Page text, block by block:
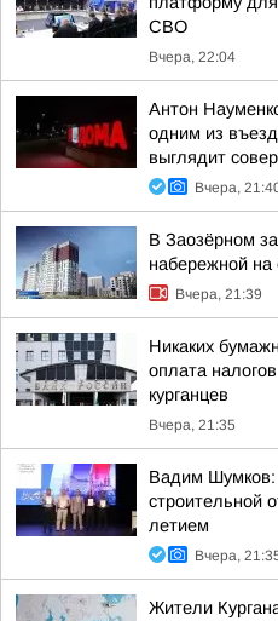
СВО
Вчера, 22:04
Антон
одним из
выглядит
Вчера,
В Заозёрном
набережной на
Вчера, 21:39
Никаких
оплата
курганцев
Вчера, 21:35
Вадим Шумков:
строительной
летием
Вчера,
Жители